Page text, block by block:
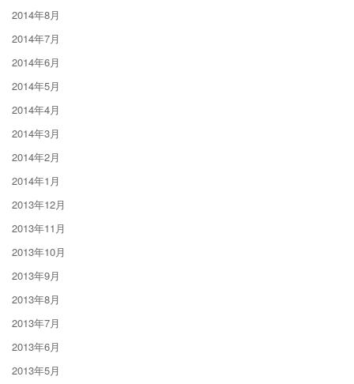
2014年8月
2014年7月
2014年6月
2014年5月
2014年4月
2014年3月
2014年2月
2014年1月
2013年12月
2013年11月
2013年10月
2013年9月
2013年8月
2013年7月
2013年6月
2013年5月